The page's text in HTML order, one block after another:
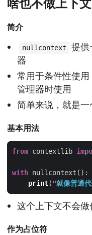
简介
nullcontext
提供
器
常用于条件性使用
管理器时使用
简单来说，就是
基本用法
from contextlib
with
print("就像普通
这个上下文不会
作为占位符